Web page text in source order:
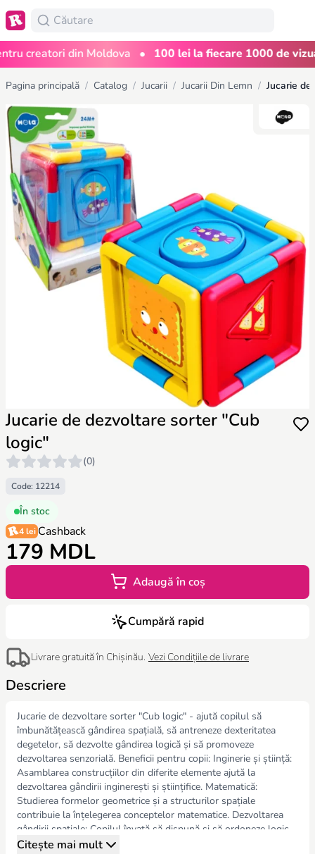
creatori din Moldova • 100 lei la fiecare 1000 de
Pagina principală / Catalog / Jucarii / Jucarii Din Lemn /
Jucarie de dezvoltare sorter "Cub
logic"
(0)
Code: 12214
În stoc
4 lei Cashback
179 MDL
Adaugă în coș
Cumpără rapid
Livrare gratuită în Chișinău. Vezi Condițiile de livrare
Descriere
Jucarie de dezvoltare sorter "Cub logic" - ajută copilul să
îmbunătățească gândirea spațială, să antreneze dexteritatea
degetelor, să dezvolte gândirea logică și să promoveze
dezvoltarea senzorială. Beneficii pentru copii: Inginerie și știință:
Asamblarea construcțiilor din diferite elemente ajută la
dezvoltarea gândirii inginerești și științifice. Matematică:
Studierea formelor geometrice și a structurilor spațiale
contribuie la înțelegerea conceptelor matematice. Dezvoltarea
gândirii spațiale: Copilul învață să dispună și să ordoneze logic
cele trei forme pentru a crea un cub, ceea ce dezvoltă gândirea
Citește mai mult